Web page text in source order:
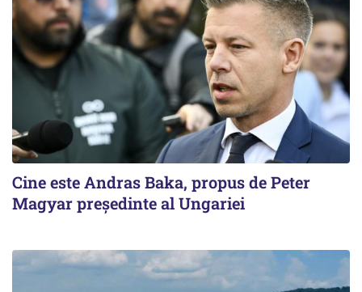
Cine este Andras Baka, propus de Peter
Magyar președinte al Ungariei